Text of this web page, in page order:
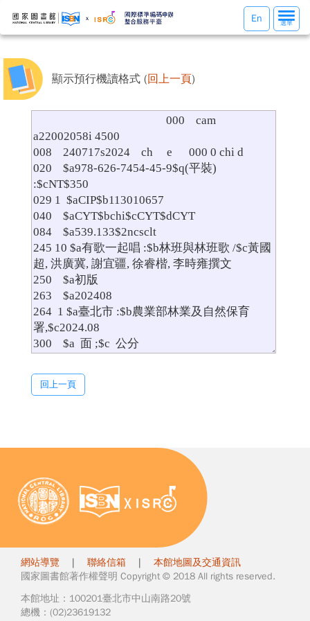
選
單
選單
En
顯示預行機讀格式 (回上一頁)
回上一頁
網站導覽 | 聯絡信箱 | 本館地圖及交通資訊
國家圖書館著作權聲明 Copyright © 2018 All rights reserved.
本館地址：100201臺北市中山南路20號
總機：(02)23619132